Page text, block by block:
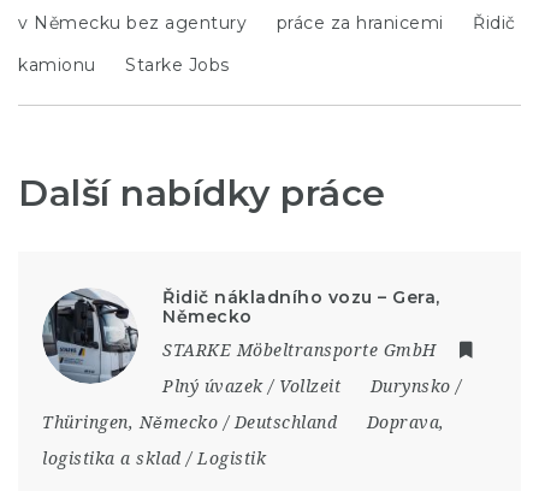
v Německu bez agentury práce za hranicemi
Řidič
kamionu
Starke Jobs
Další nabídky práce
Řidič nákladního vozu – Gera,
Německo
STARKE Möbeltransporte GmbH
Plný úvazek / Vollzeit
Durynsko /
Thüringen, Německo / Deutschland
Doprava,
logistika a sklad / Logistik